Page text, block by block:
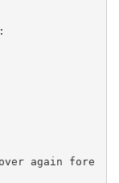
again fore